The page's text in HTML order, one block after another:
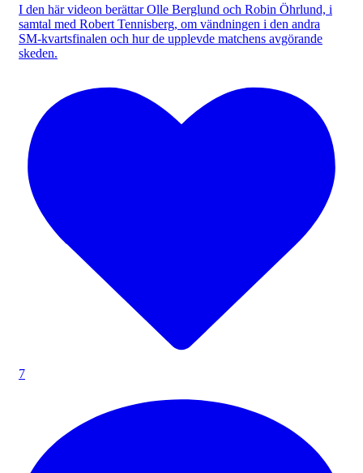
I den här videon berättar Olle Berglund och Robin Öhrlund, i
samtal med Robert Tennisberg, om vändningen i den andra
SM-kvartsfinalen och hur de upplevde matchens avgörande
skeden.
7